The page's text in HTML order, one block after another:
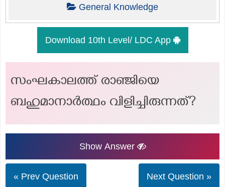
General Knowledge
Download 10th Level/ LDC App
സംഘകാലത്ത് രാഞ്ജിയെ
ബഹുമാനാർത്ഥം വിളിച്ചിരുന്നത്?
Show Answer
« Prev Question Next Question »